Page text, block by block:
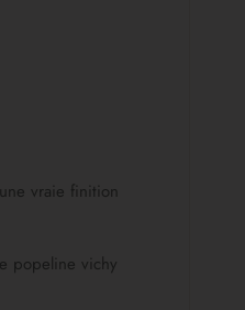
vraie finition
popeline vichy